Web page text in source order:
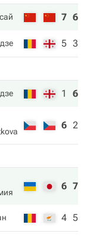
7 6
5 3
1 6
6 2
6 7
4 5